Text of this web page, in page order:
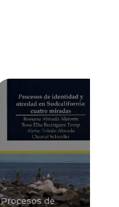
Procesos de